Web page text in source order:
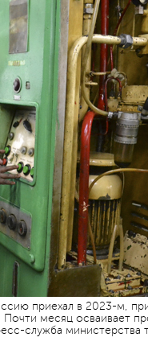
приехал в 2023-м,
Почти месяц осваивает
служба министерства